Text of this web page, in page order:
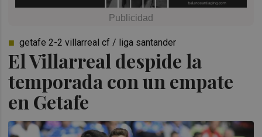
El Villarreal despide la
temporada con un empate
en Getafe
getafe 2-2 villarreal cf / liga santander